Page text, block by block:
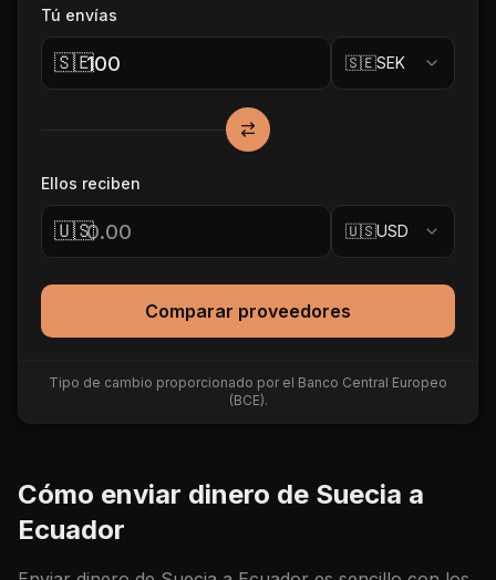
Tú envías
🇸🇪 🇸🇪SEK
Ellos reciben
🇺🇸 🇺🇸USD
Comparar proveedores
Tipo de cambio proporcionado por el Banco Central Europeo
(BCE).
Cómo enviar dinero de Suecia a
Ecuador